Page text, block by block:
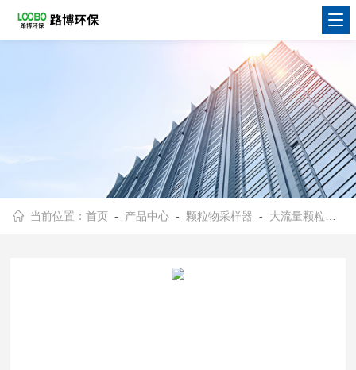
当前位置：首页 - 产品中心 - 颗粒物采样器 - 大流量颗粒物采样器